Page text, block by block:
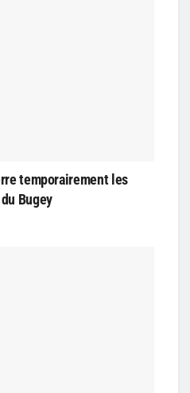
temporairement les
Bugey